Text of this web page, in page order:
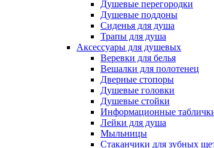
Душевые перегородки
Душевые поддоны
Сиденья для душа
Трапы для душа
Аксессуары для душевых
Веревки для белья
Вешалки для полотенец
Дверные стопоры
Душевые головки
Душевые стойки
Информационные
Лейки для душа
Мыльницы
Стаканчики для зубных